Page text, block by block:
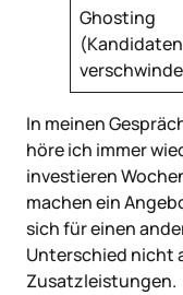
Ghosting
(Kandidaten
In meinen
höre ich immer
investieren
machen ein
sich für einen
Unterschied nicht
Zusatzleistungen.